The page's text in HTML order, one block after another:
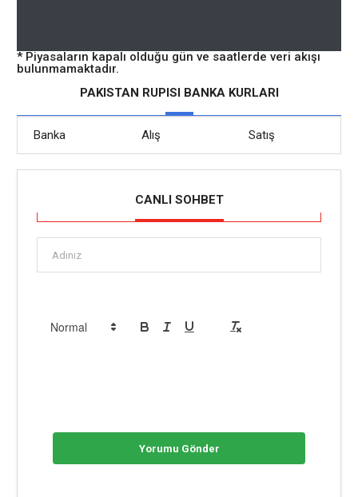
* Piyasaların kapalı olduğu gün ve saatlerde veri akışı
bulunmamaktadır.
PAKISTAN RUPISI BANKA KURLARI
Banka Alış Satış
CANLI SOHBET